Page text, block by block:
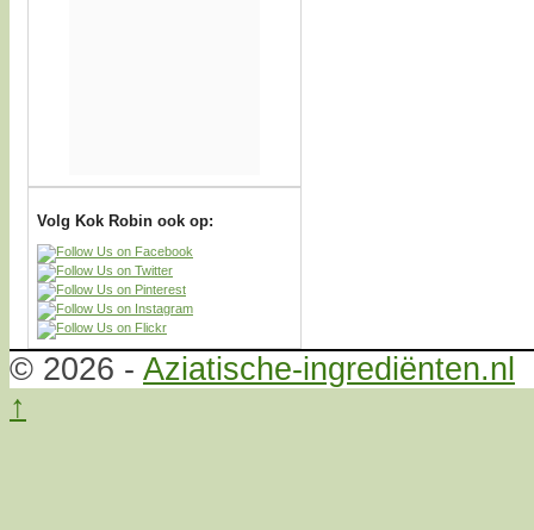
Volg Kok Robin ook op:
© 2026 - Aziatische-ingrediënten.nl
↑